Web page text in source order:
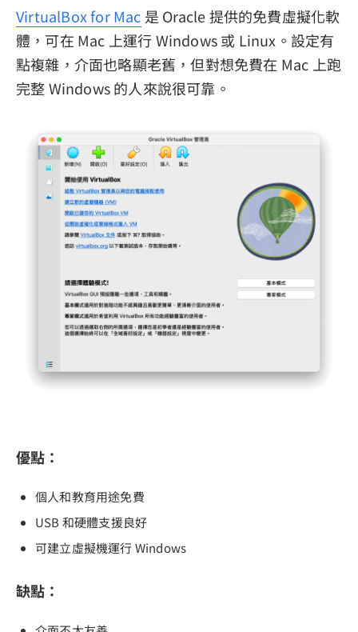
VirtualBox for Mac 是 Oracle 提供的免費虛擬化軟
體，可在 Mac 上運行 Windows 或 Linux。設定有
點複雜，介面也略顯老舊，但對想免費在 Mac 上跑
完整 Windows 的人來說很可靠。
優點：
個人和教育用途免費
USB 和硬體支援良好
可建立虛擬機運行 Windows
缺點：